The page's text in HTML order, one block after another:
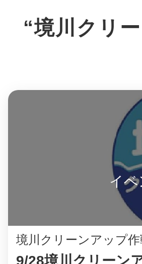
“境川クリ
イ
境川クリーンアップ
9/28境川クリーン